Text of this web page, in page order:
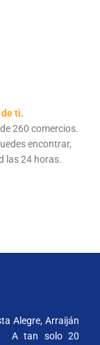
ti.
260 comercios.
encontrar,
las 24 horas.
Alegre, Arraiján
A tan solo 20